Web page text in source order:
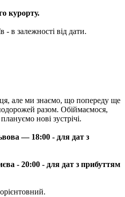
курорту.
- в залежності від дати.
але ми знаємо, що попереду ще
разом. Обіймаємося,
нові зустрічі.
— 18:00 - для дат з
- 20:00 - для дат з прибуттям